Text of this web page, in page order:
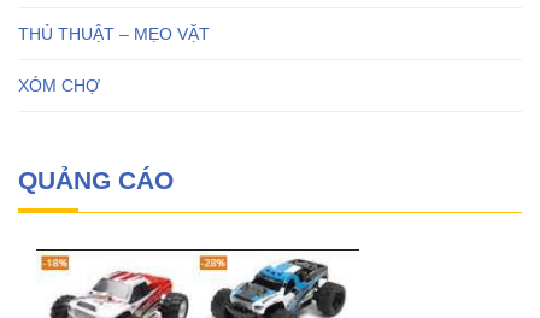
THỦ THUẬT – MẸO VẶT
XÓM CHỢ
QUẢNG CÁO